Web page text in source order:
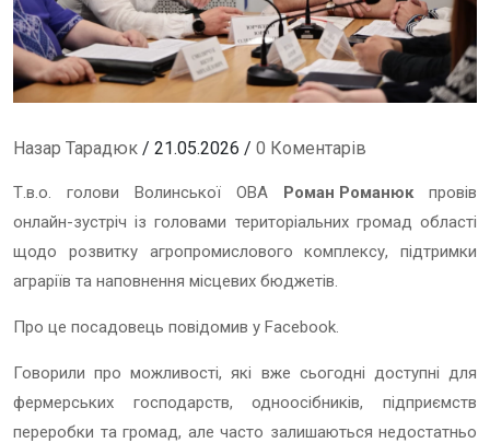
Назар Тарадюк / 21.05.2026 / 0 Коментарів
Т.в.о. голови Волинської ОВА Роман Романюкпровів
онлайн-зустріч із головами територіальних громад області
щодо розвитку агропромислового комплексу, підтримки
аграріїв та наповнення місцевих бюджетів.
Про це посадовець повідомив у Facebook.
Говорили про можливості, які вже сьогодні доступні для
фермерських господарств, одноосібників, підприємств
переробки та громад, але часто залишаються недостатньо